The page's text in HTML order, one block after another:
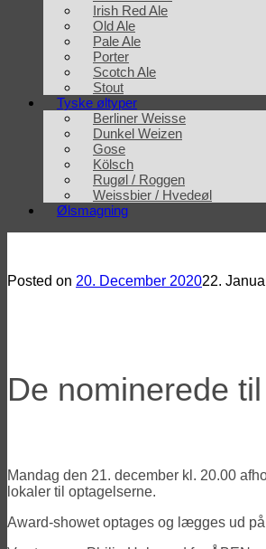
Irish Red Ale
Old Ale
Pale Ale
Porter
Scotch Ale
Stout
Tyske øltyper
Berliner Weisse
Dunkel Weizen
Gose
Kölsch
Rugøl / Roggen
Weissbier / Hvedeøl
Ølsmagning
Posted on 20. December 202022.
De nominerede
Mandag den 21. december kl. 20.00
lokaler til optagelserne.
Award-showet optages og lægges ud